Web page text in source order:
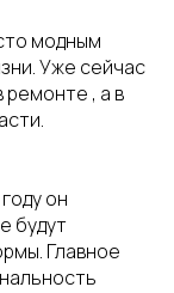
модным
Уже сейчас
, а в
он
будут
Главное